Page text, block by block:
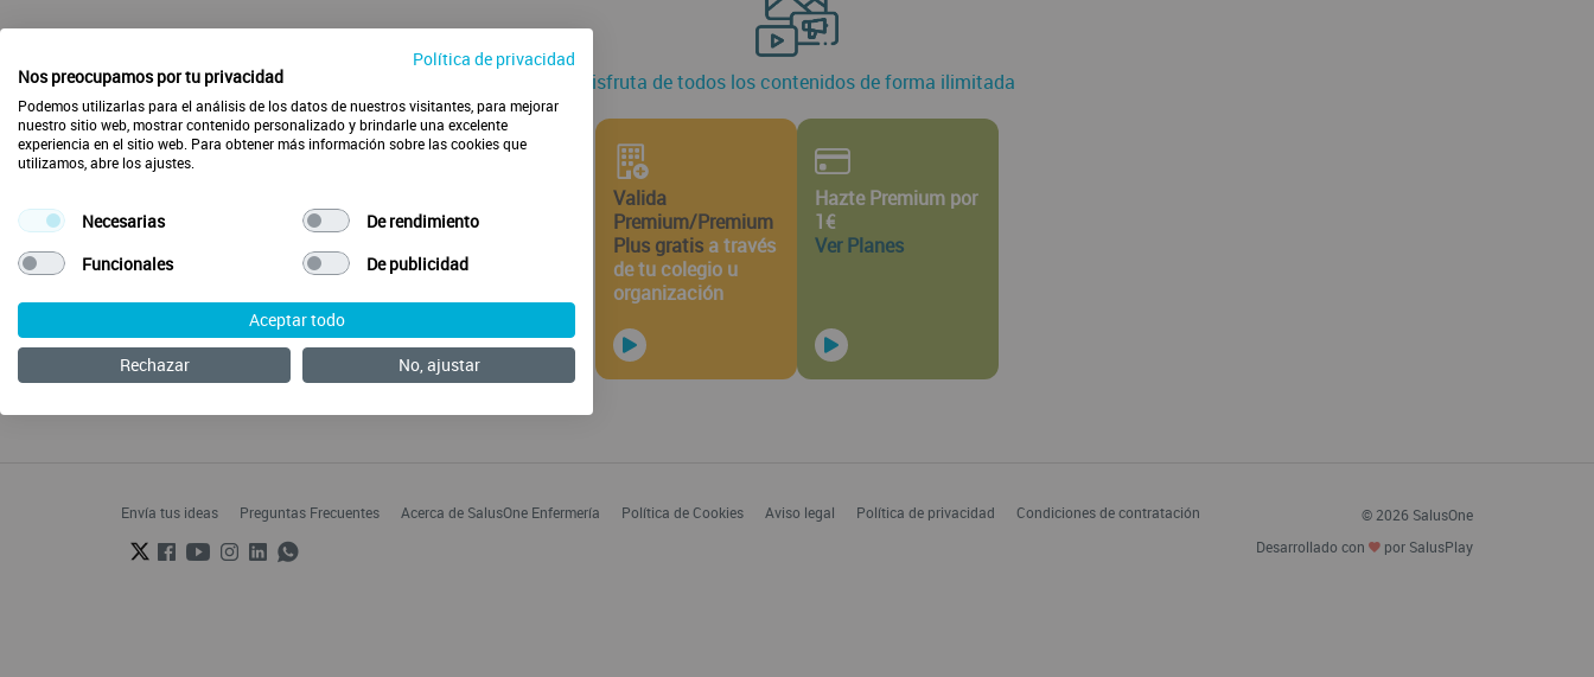
Disfruta de todos los contenidos de forma ilimitada
Valida
Premium/Premium
Plus gratis a través
de tu colegio u
organización
Hazte Premium por
1€
Ver Planes
Envía tus ideas Preguntas Frecuentes Acerca de SalusOne Enfermería Política de Cookies Aviso legal Política de privacidad Condiciones de contratación
© 2026 SalusOne
Desarrollado con
por SalusPlay
Política de privacidad
Nos preocupamos por tu privacidad
Podemos utilizarlas para el análisis de los datos de nuestros visitantes, para mejorar
nuestro sitio web, mostrar contenido personalizado y brindarle una excelente
experiencia en el sitio web. Para obtener más información sobre las cookies que
utilizamos, abre los ajustes.
Necesarias
De rendimiento
Funcionales
De publicidad
Aceptar todo
Rechazar
No, ajustar